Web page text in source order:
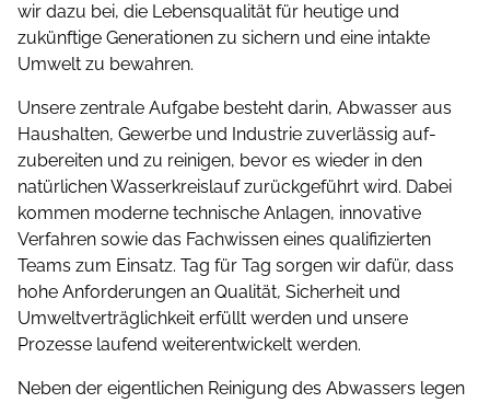
wir dazu bei, die Lebensqualität für heutige und
zukünftige Generationen zu sichern und eine intakte
Umwelt zu bewahren.
Unsere zentrale Aufgabe besteht darin, Abwasser aus
Haushalten, Gewerbe und Industrie zuverlässig auf­
zubereiten und zu reinigen, bevor es wieder in den
natürlichen Wasserkreislauf zurückgeführt wird. Dabei
kommen moderne technische Anlagen, innovative
Verfahren sowie das Fachwissen eines qualifizierten
Teams zum Einsatz. Tag für Tag sorgen wir dafür, dass
hohe Anforderungen an Qualität, Sicherheit und
Umwelt­ver­träglichkeit erfüllt werden und unsere
Prozesse laufend weiterentwickelt werden.
Neben der eigentlichen Reinigung des Abwassers legen